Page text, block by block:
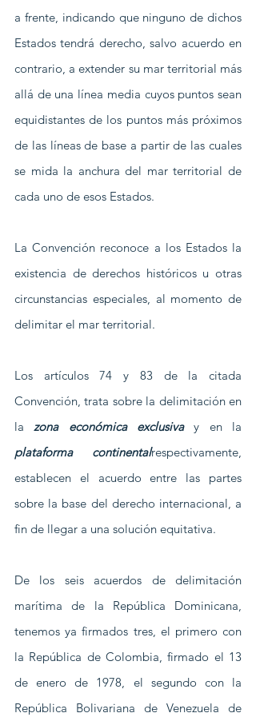
a frente, indicando que ninguno de dichos
Estados tendrá derecho, salvo acuerdo en
contrario, a extender su mar territorial más
allá de una línea media cuyos puntos sean
equidistantes de los puntos más próximos
de las líneas de base a partir de las cuales
se mida la anchura del mar territorial de
cada uno de esos Estados.
La Convención reconoce a los Estados la
existencia de derechos históricos u otras
circunstancias especiales, al momento de
delimitar el mar territorial.
Los artículos 74 y 83 de la citada
Convención, trata sobre la delimitación en
la zona económica exclusiva
plataforma continentalrespectivamente,
establecen el acuerdo entre las partes
sobre la base del derecho internacional, a
fin de llegar a una solución equitativa.
De los seis acuerdos de delimitación
marítima de la República Dominicana,
tenemos ya firmados tres, el primero con
la República de Colombia, firmado el 13
de enero de 1978, el segundo con la
República Bolivariana de Venezuela de